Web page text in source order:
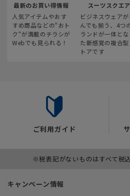
最新のお買い得情報
人気アイテムやおす
すめ商品などの“おト
ク“が満載のチラシが
Webでも見られる！
スーツスクエア
ビジネスウェアが
んでも揃う、4つ
ランドが一体とな
た新感覚の複合型
トアです
ご利用ガイド
※税表記がないものはすべて税
キャンペーン情報